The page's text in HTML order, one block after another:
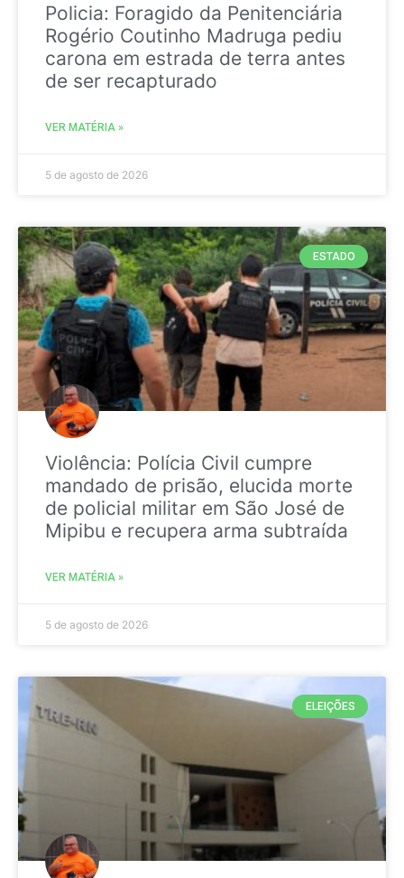
Policia: Foragido da Penitenciária
Rogério Coutinho Madruga pediu
carona em estrada de terra antes
de ser recapturado
VER MATÉRIA »
5 de agosto de 2026
ESTADO
Violência: Polícia Civil cumpre
mandado de prisão, elucida morte
de policial militar em São José de
Mipibu e recupera arma subtraída
VER MATÉRIA »
5 de agosto de 2026
ELEIÇÕES